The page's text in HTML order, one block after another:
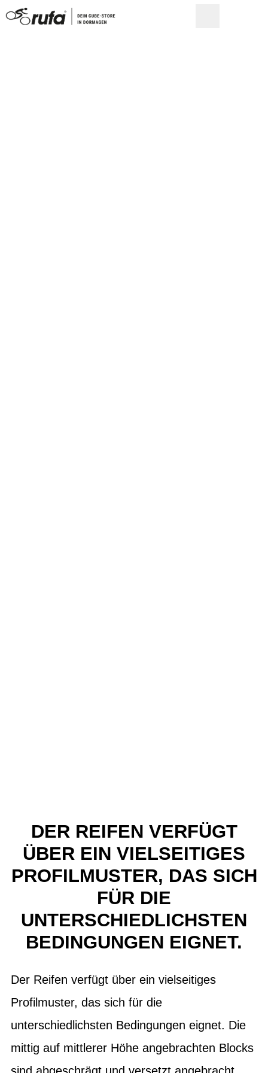
DER REIFEN VERFÜGT
ÜBER EIN VIELSEITIGES
PROFILMUSTER, DAS SICH
FÜR DIE
UNTERSCHIEDLICHSTEN
BEDINGUNGEN EIGNET.
Der Reifen verfügt über ein vielseitiges
Profilmuster, das sich für die
unterschiedlichsten Bedingungen eignet. Die
mittig auf mittlerer Höhe angebrachten Blocks